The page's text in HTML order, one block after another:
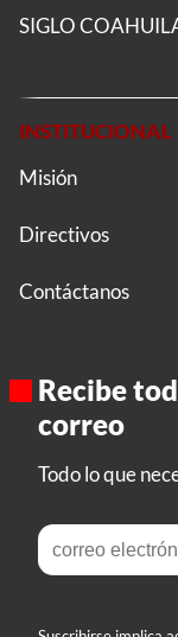
SIGLO
INSTITUCIONAL
Misión
Directivos
Contáctanos
Recibe
correo
Todo lo que